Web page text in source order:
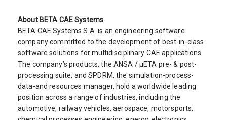
About BETA CAE Systems
BETA CAE Systems S.A. is an engineering software
company committed to the development of best-in-class
software solutions for multidisciplinary CAE applications.
The company’s products, the ANSA / µETA pre- & post-
processing suite, and SPDRM, the simulation-process-
data-and resources manager, hold a worldwide leading
position across a range of industries, including the
automotive, railway vehicles, aerospace, motorsports,